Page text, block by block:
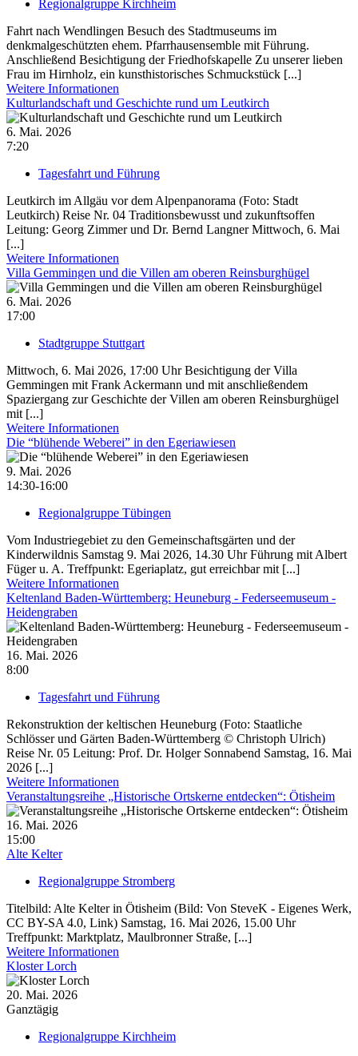
Regionalgruppe Kirchheim
Fahrt nach Wendlingen Besuch des Stadtmuseums im
denkmalgeschützten ehem. Pfarrhausensemble mit Führung.
Anschließend Besichtigung der Friedhofskapelle Zu unserer lieben
Frau im Hirnholz, ein kunsthistorisches Schmuckstück [...]
Weitere Informationen
Kulturlandschaft und Geschichte rund um Leutkirch
6. Mai. 2026
7:20
Tagesfahrt und Führung
Leutkirch im Allgäu vor dem Alpenpanorama (Foto: Stadt
Leutkirch) Reise Nr. 04 Traditionsbewusst und zukunftsoffen
Leitung: Georg Zimmer und Dr. Bernd Langner Mittwoch, 6. Mai
[...]
Weitere Informationen
Villa Gemmingen und die Villen am oberen Reinsburghügel
6. Mai. 2026
17:00
Stadtgruppe Stuttgart
Mittwoch, 6. Mai 2026, 17:00 Uhr Besichtigung der Villa
Gemmingen mit Frank Ackermann und mit anschließendem
Spaziergang zur Geschichte der Villen am oberen Reinsburghügel
mit [...]
Weitere Informationen
Die “blühende Weberei” in den Egeriawiesen
9. Mai. 2026
14:30-16:00
Regionalgruppe Tübingen
Vom Industriegebiet zu den Gemeinschaftsgärten und der
Kinderwildnis Samstag 9. Mai 2026, 14.30 Uhr Führung mit Albert
Füger u. A. Treffpunkt: Egeriaplatz, gut erreichbar mit [...]
Weitere Informationen
Keltenland Baden-Württemberg: Heuneburg - Federseemuseum -
Heidengraben
16. Mai. 2026
8:00
Tagesfahrt und Führung
Rekonstruktion der keltischen Heuneburg (Foto: Staatliche
Schlösser und Gärten Baden-Württemberg © Christoph Ulrich)
Reise Nr. 05 Leitung: Prof. Dr. Holger Sonnabend Samstag, 16. Mai
2026 [...]
Weitere Informationen
Veranstaltungsreihe „Historische Ortskerne entdecken“: Ötisheim
16. Mai. 2026
15:00
Alte Kelter
Regionalgruppe Stromberg
Titelbild: Alte Kelter in Ötisheim (Bild: Von SteveK - Eigenes Werk,
CC BY-SA 4.0, Link) Samstag, 16. Mai 2026, 15.00 Uhr
Treffpunkt: Marktplatz, Maulbronner Straße, [...]
Weitere Informationen
Kloster Lorch
20. Mai. 2026
Ganztägig
Regionalgruppe Kirchheim